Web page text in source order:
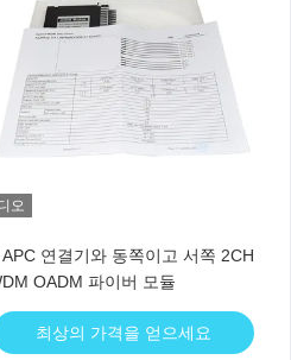
오
연결기와 동쪽이고 서쪽 2CH
OADM 파이버 모듈
최상의 가격을 얻으세요